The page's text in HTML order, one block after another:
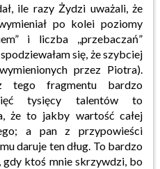
ile razy Żydzi uważali, że
po kolei poziomy
i liczba ,,przebaczań”
się, że szybciej
przez Piotra).
tego fragmentu bardzo
tysięcy talentów to
że to jakby wartość całej
a pan z przypowieści
daruje ten dług. To bardzo
gdy ktoś mnie skrzywdzi, bo